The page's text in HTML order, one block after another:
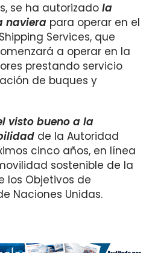
se ha autorizado la
naviera para operar en el
Services, que
a operar en la
prestando servicio
de buques y
visto bueno a la
de la Autoridad
cinco años, en línea
sostenible de la
los Objetivos de
Naciones Unidas.